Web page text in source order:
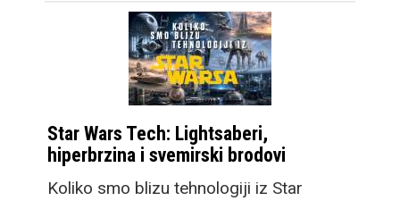
Star Wars Tech: Lightsaberi,
hiperbrzina i svemirski brodovi
Koliko smo blizu tehnologiji iz Star